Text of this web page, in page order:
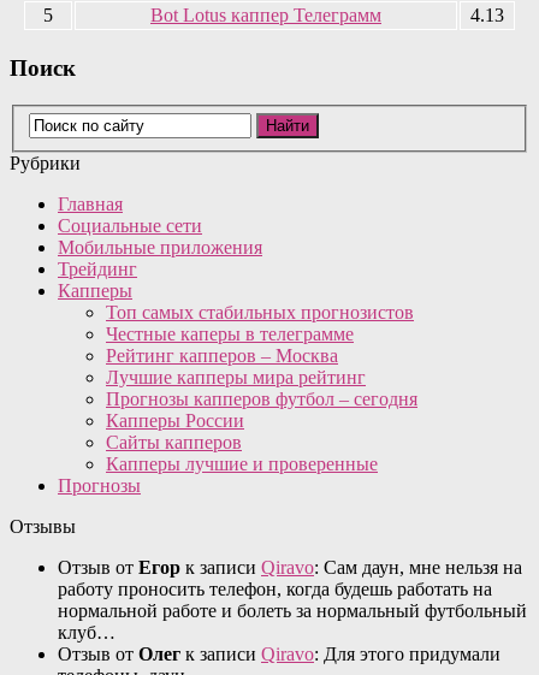
5
Bot Lotus каппер Телеграмм 4.13
Поиск
Рубрики
Главная
Социальные сети
Мобильные приложения
Трейдинг
Капперы
Топ самых стабильных прогнозистов
Честные каперы в телеграмме
Рейтинг капперов – Москва
Лучшие капперы мира рейтинг
Прогнозы капперов футбол – сегодня
Капперы России
Сайты капперов
Капперы лучшие и проверенные
Прогнозы
Отзывы
Отзыв от Егор к записи Qiravo: Сам даун, мне нельзя на
работу проносить телефон, когда будешь работать на
нормальной работе и болеть за нормальный футбольный
клуб…
Отзыв от Олег к записи Qiravo: Для этого придумали